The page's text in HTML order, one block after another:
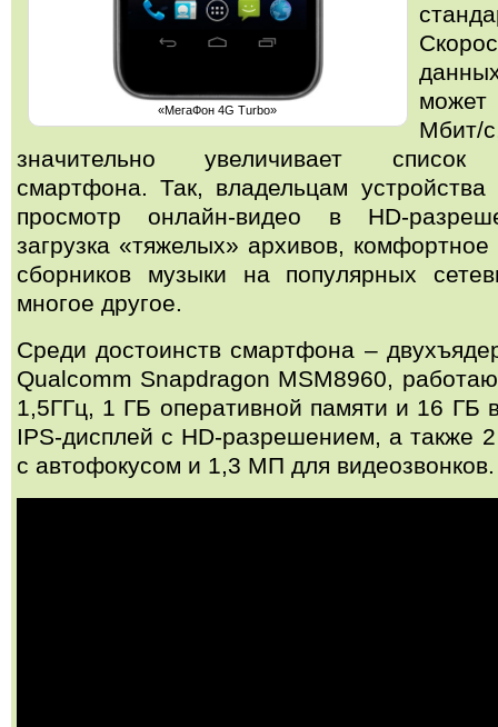
«МегаФон 4G Turbo»
может
значительно увеличивает список
смартфона. Так, владельцам устройства
просмотр онлайн-видео в HD-
загрузка «тяжелых» архивов,
сборников музыки на популярных
многое другое.
Среди достоинств смартфона –
Qualcomm Snapdragon MSM8960,
1,5ГГц, 1 ГБ оперативной памяти и 16 ГБ
IPS-дисплей с HD-разрешением, а также
с автофокусом и 1,3 МП для видеозвонков.